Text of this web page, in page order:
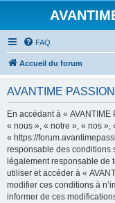
FAQ
Accueil du forum
AVANTIME
En accédant à «
« nous », « notre », « nos »,
« https://
responsable des conditions
légalement responsable de
utiliser et accéder à «
modifier ces conditions à
informer de ces